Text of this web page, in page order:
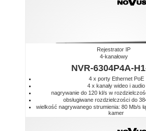
Rejestrator IP
4-kanałowy
NVR-6304P4A-
4 x porty Ethernet PoE
4 x kanały wideo i audio
nagrywanie do 120 kl/s w
obsługiwane rozdzielczości do
wielkość nagrywanego strumienia: 80 Mb/s
kamer